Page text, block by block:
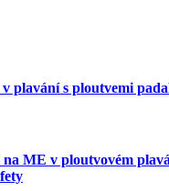
plavání s ploutvemi
ME v ploutvovém